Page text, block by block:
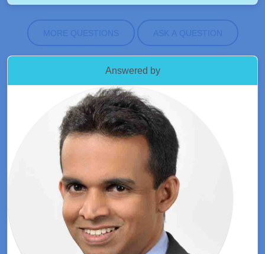
MORE QUESTIONS ASK A QUESTION
Answered by